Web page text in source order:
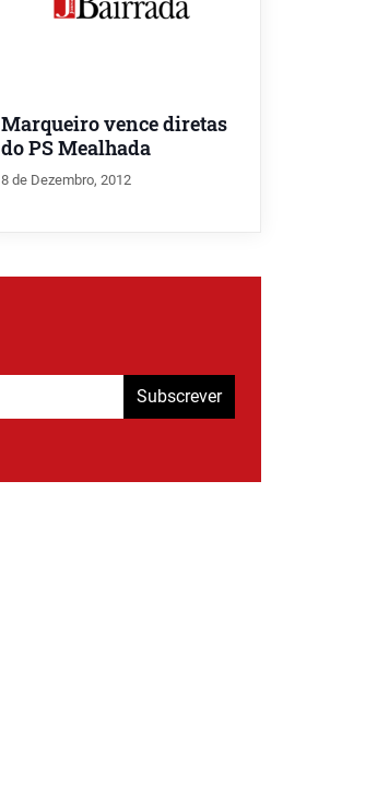
Marqueiro vence diretas
do PS Mealhada
8 de Dezembro, 2012
Subscrever